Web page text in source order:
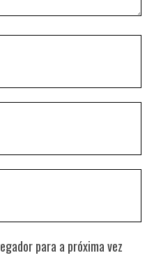
para a próxima vez